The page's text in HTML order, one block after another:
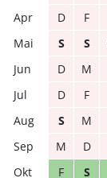
D
F
S
S
D
M
D
F
S
M
M
D
F
S